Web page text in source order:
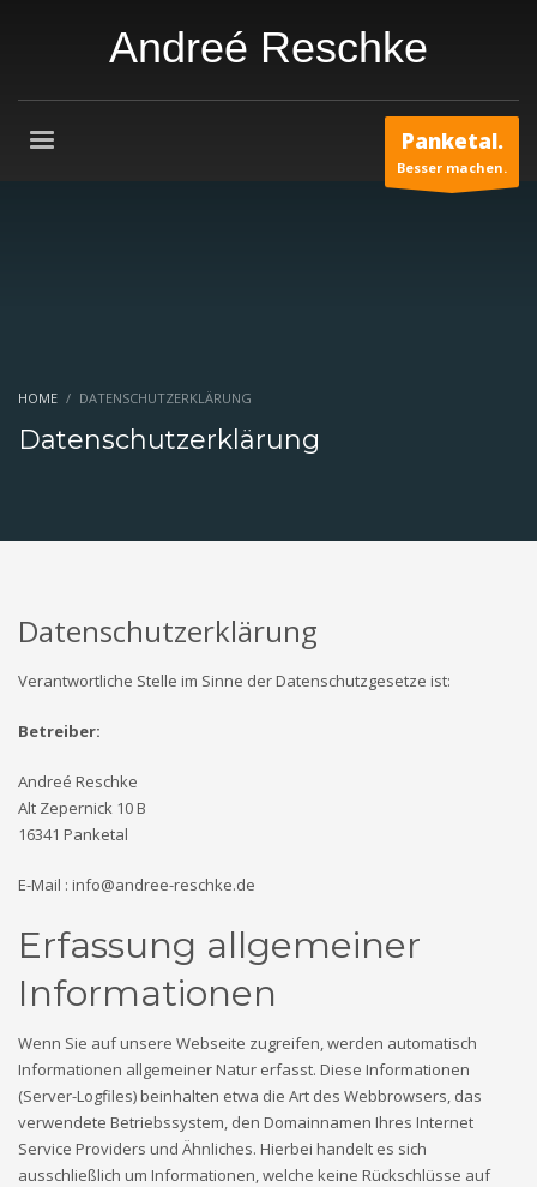
Andreé Reschke
Panketal.
Besser machen.
HOME DATENSCHUTZERKLÄRUNG
Datenschutzerklärung
Datenschutzerklärung
Verantwortliche Stelle im Sinne der Datenschutzgesetze ist:
Betreiber:
Andreé Reschke
Alt Zepernick 10 B
16341 Panketal
E-Mail : info@andree-reschke.de
Erfassung allgemeiner
Informationen
Wenn Sie auf unsere Webseite zugreifen, werden automatisch
Informationen allgemeiner Natur erfasst. Diese Informationen
(Server-Logfiles) beinhalten etwa die Art des Webbrowsers, das
verwendete Betriebssystem, den Domainnamen Ihres Internet
Service Providers und Ähnliches. Hierbei handelt es sich
ausschließlich um Informationen, welche keine Rückschlüsse auf